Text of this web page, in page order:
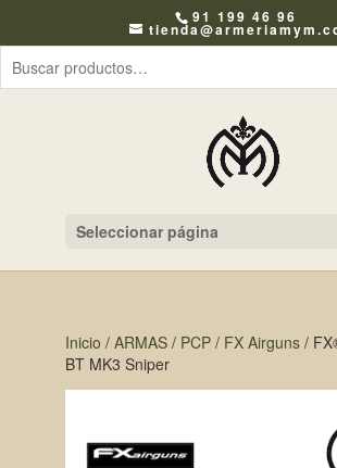
91 199 46 96
Seleccionar página
Inicio / ARMAS/ PCP/ FX Airguns/
BT MK3 Sniper